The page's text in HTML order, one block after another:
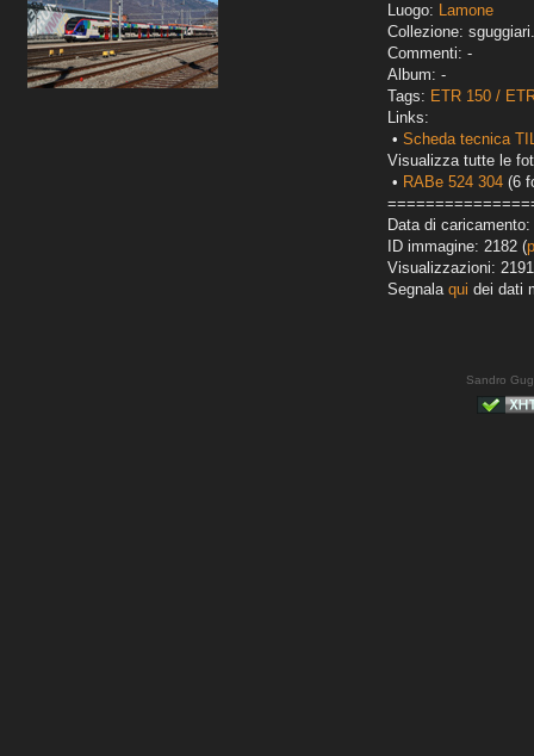
Luogo: Lamone
Collezione:
Commenti: -
Album: -
Tags: ETR 150 /
Links:
• Scheda tecnica
Visualizza tutte le
• RABe 524 304 (6
Data di
ID immagine: 2182 (
Visualizzazioni: 2191
Segnala qui dei dati
Sandro